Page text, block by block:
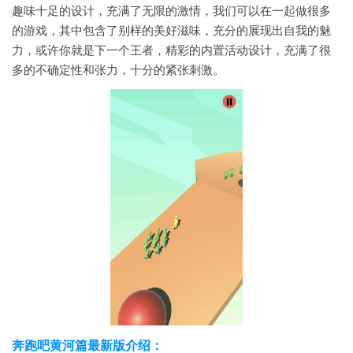
趣味十足的设计，充满了无限的激情，我们可以在一起做很多
的游戏，其中包含了别样的美好滋味，充分的展现出自我的魅
力，或许你就是下一个王者，精彩的内置活动设计，充满了很
多的不确定性和张力，十分的紧张刺激。
奔跑吧黄河篇最新版介绍：